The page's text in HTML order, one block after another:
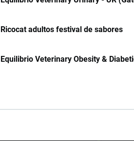
Ricocat adultos festival de sabores
Equilibrio Veterinary Obesity &